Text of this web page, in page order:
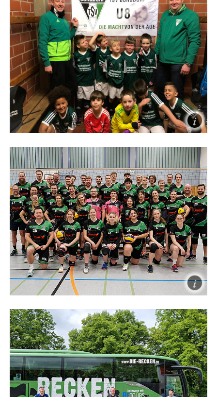
Turnen
Als größte Abteilung der TSV Burgdorf bieten die
Turner ein buntes, qualitativ hochwertiges,
abwechslungsreiches und ansprechendes Sport-
Programm!
Fußball
Über 100 Jahre Fußball in Burgdorf: Die TSV
Burgdorf ist der älteste und erfolgreichste
Fußballverein der Stadt Burgdorf. 1973 konnte mit
dem Gewinn des Niedersachsenpokals vor 3.100
Zuschauern der größte Erfolg und der damit
verbundenen Teilnahme am DFB Pokal errungen
werden.
Volleyball
Du hast Lust? Wir freuen uns auf Dich! Komm‘ in
die Halle und mach‘ mit!